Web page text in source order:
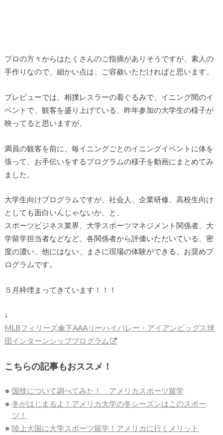
プロの方々からはたくさんのご指摘がありそうですが、素人の
手作りなので、細かい点は、ご容赦いただければと思います。
プレビューでは、相撲レスラーの着ぐるみで、イニング間のイ
ベントで、観客を盛り上げている、昨年参加の大学生の様子が
映ってると思いますが、
満員の観客を前に、毎イニングごとのイニングイベントに体を
張って、お手伝いをするプログラムの様子を動画にまとめてみ
ました。
大学生向けプログラムですが、社会人、企業研修、高校生向け
としても面白いんじゃないか、と、
スポーツビジネス業界、大学スポーツマネジメント関係者、大
学留学担当者などなど、各関係者から評価いただいている、密
度の濃い、他にはない、まさに現場の体験ができる、お奨めプ
ログラムです。
５月枠埋まってきています！！！
↓
MLBフィリーズ傘下AAAリーハイバレー・アイアンピッグス球
団インターンシッププログラム
こちらの記事もおススメ！
国技について調べてみた！ アメリカスポーツ留学
冬がはじまるよ！アメリカ大学の冬シーズンはこのスポー
ツ！
陸上大国に大学スポーツ留学！アメリカに行くメリット